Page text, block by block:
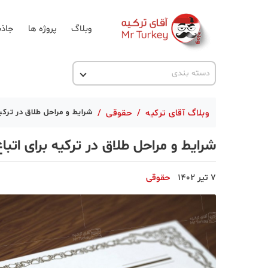
وبلاگ پروژه ها
دسته بندی
اخبار ترکیه
ترکیه گردی
جاذبه گردشگری
حقوقی
دانستنی
دکوراسیون
وبلاگ آقای ترکیه / حقوقی / شرایط و مراحل طلاق در
شرایط و مراحل طلاق در ترکیه برای
7 تیر 1402 حقوقی